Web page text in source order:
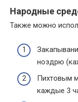
Народные
Также можно
ноздрю
Пихтовым
каждые 3